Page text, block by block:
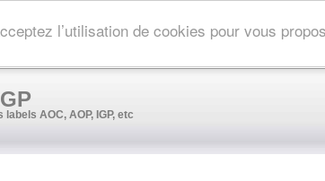
l’utilisation de cookies pour vous
AOC, AOP, IGP, etc